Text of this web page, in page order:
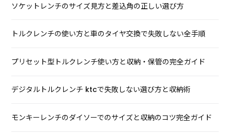
ソケットレンチのサイズ見方と差込角の正しい選び方
トルクレンチの使い方と車のタイヤ交換で失敗しない全手順
プリセット型トルクレンチ使い方と収納・保管の完全ガイド
デジタルトルクレンチ ktcで失敗しない選び方と収納術
モンキーレンチのダイソーでのサイズと収納のコツ完全ガイド